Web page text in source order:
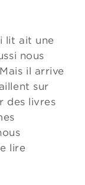
lit ait une
nous
il arrive
sur
des livres
lire